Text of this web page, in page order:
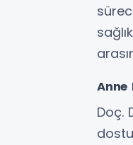
Anne
Doç.